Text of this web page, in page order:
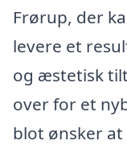
Frørup, der
levere et
og æstetisk
over for et
blot ønsker